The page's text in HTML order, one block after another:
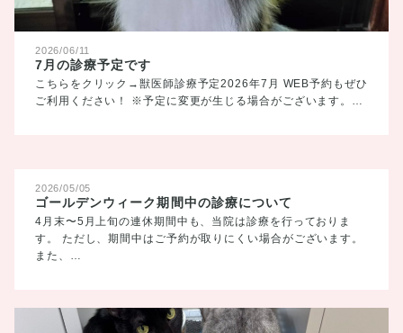
2026/06/11
7月の診療予定です
こちらをクリック→獣医師診療予定2026年7月 WEB予約もぜひ
ご利用ください！ ※予定に変更が生じる場合がございます。…
2026/05/05
ゴールデンウィーク期間中の診療について
4月末〜5月上旬の連休期間中も、当院は診療を行っておりま
す。 ただし、期間中はご予約が取りにくい場合がございます。
また、…